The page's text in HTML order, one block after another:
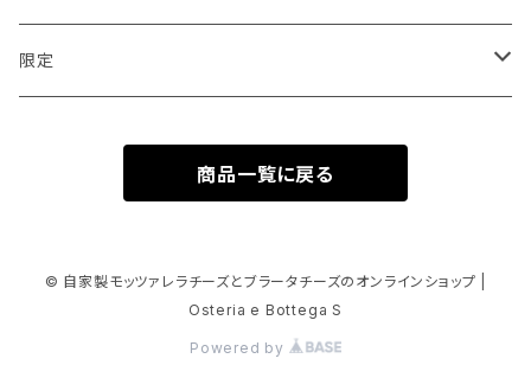
限定
商品一覧に戻る
© 自家製モッツァレラチーズとブラータチーズのオンラインショップ |
Osteria e Bottega S
Powered by